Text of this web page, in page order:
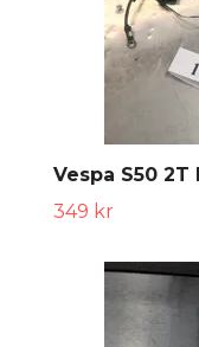
Vespa S50
349 kr